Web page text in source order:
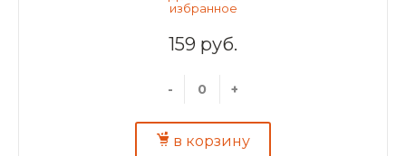
159 руб.
- +
в корзину